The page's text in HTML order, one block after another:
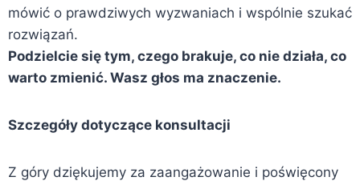
mówić o prawdziwych wyzwaniach i wspólnie szukać
rozwiązań.
Podzielcie się tym, czego brakuje, co nie działa, co
warto zmienić. Wasz głos ma znaczenie.
Szczegóły dotyczące konsultacji
Z góry dziękujemy za zaangażowanie i poświęcony